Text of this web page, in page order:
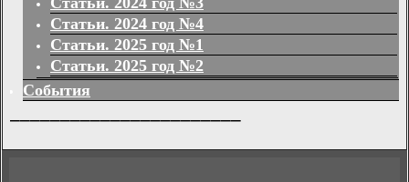
Статьи. 2024 год №4
Статьи. 2025 год №1
Статьи. 2025 год №2
События